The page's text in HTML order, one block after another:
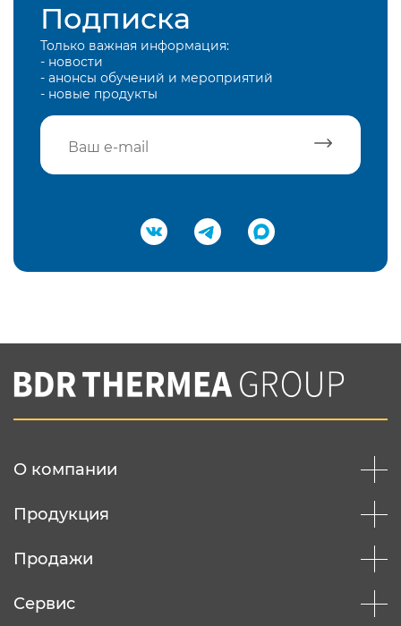
Подписка
Только важная информация:
- новости
- анонсы обучений и мероприятий
- новые продукты
Подтвердить e-mail
Вы соглашаетесь с нашей политикой
конфеденциальности
О компании
Продукция
Продажи
Сервис